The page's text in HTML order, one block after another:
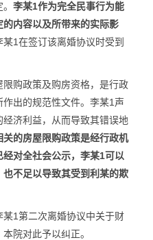
李某1作为完全民事行为能
内容以及所带来的实际影
1在签订该离婚协议时受到
购政策及购房资格，是行政
出的规范性文件。李某1声
济利益，从而导致其错误地
关的房屋限购政策是经行政机
对全社会公示，李某1可以
不足以导致其受到利某的欺
1第二次离婚协议中关于财
院对此予以纠正。